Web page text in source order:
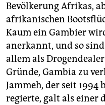
Bevölkerung Afrikas,
afrikanischen
Kaum ein Gambier
anerkannt, und so
allem als
Gründe, Gambia zu
Jammeh, der seit 1994
regierte, galt als einer